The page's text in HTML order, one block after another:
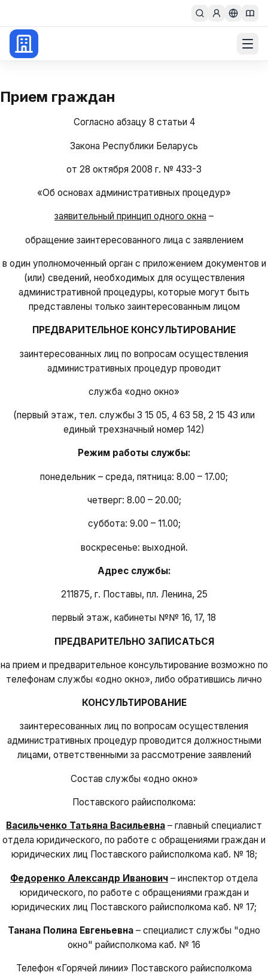
Главная
Прием граждан
Согласно абзацу 8 статьи 4
Закона Республики Беларусь
от 28 октября 2008 г. № 433-З
«Об основах административных процедур»
заявительный принцип одного окна –
обращение заинтересованного лица с заявлением
в один уполномоченный орган с приложением документов и
(или) сведений, необходимых для осуществления
административной процедуры, которые могут быть
представлены только заинтересованным лицом
ПРЕДВАРИТЕЛЬНОЕ КОНСУЛЬТИРОВАНИЕ
заинтересованных лиц по вопросам осуществления
административных процедур проводит
служба «одно окно»
(первый этаж, тел. службы 3 15 05, 4 63 58, 2 15 43 или
единый трехзначный номер 142)
Режим работы службы:
понедельник – среда, пятница: 8.00 – 17.00;
четверг: 8.00 – 20.00;
суббота: 9.00 – 11.00;
воскресенье: выходной.
Адрес службы:
211875, г. Поставы, пл. Ленина, 25
первый этаж, кабинеты №№ 16, 17, 18
ПРЕДВАРИТЕЛЬНО ЗАПИСАТЬСЯ
на прием и предварительное консультирование возможно по
телефонам службы «одно окно», либо обратившись лично
КОНСУЛЬТИРОВАНИЕ
заинтересованных лиц по вопросам осуществления
административных процедур проводится должностными
лицами, ответственными за рассмотрение заявлений
Состав службы «одно окно»
Поставского райисполкома:
Васильченко Татьяна Васильевна – главный специалист
отдела юридического, по работе с обращениями граждан и
юридических лиц Поставского райисполкома каб. № 18;
Федоренко Александр Иванович – инспектор отдела
юридического, по работе с обращениями граждан и
юридических лиц Поставского райисполкома каб. № 17;
Танана Полина Евгеньевна – специалист службы "одно
окно" райисполкома каб. № 16
Телефон «Горячей линии» Поставского райисполкома